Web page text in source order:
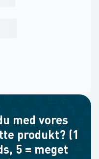
med vores
produkt? (1
5 = meget